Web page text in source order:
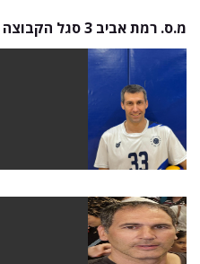
מ.ס. רמת אביב 3 סגל הקבוצה